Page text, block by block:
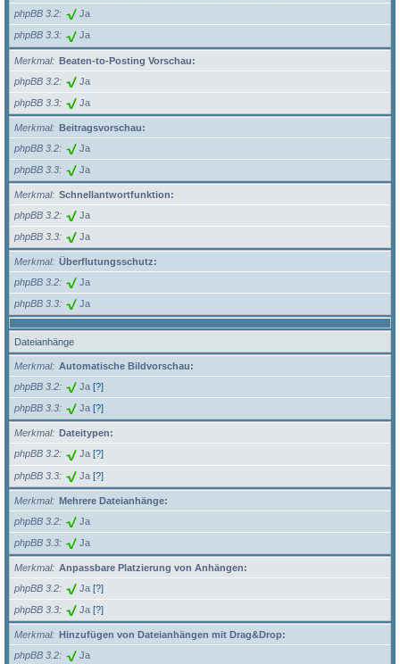
phpBB 3.2
Ja
phpBB 3.3 Ja
Merkmal
Beaten-to-Posting Vorschau:
phpBB 3.2
Ja
phpBB 3.3 Ja
Merkmal
Beitragsvorschau:
phpBB 3.2
Ja
phpBB 3.3 Ja
Merkmal
Schnellantwortfunktion:
phpBB 3.2
Ja
phpBB 3.3 Ja
Merkmal
Überflutungsschutz:
phpBB 3.2
Ja
phpBB 3.3 Ja
Dateianhänge
Merkmal
Automatische Bildvorschau:
phpBB 3.2
Ja [?]
phpBB 3.3 Ja [?]
Merkmal
Dateitypen:
phpBB 3.2
Ja [?]
phpBB 3.3 Ja [?]
Merkmal
Mehrere Dateianhänge:
phpBB 3.2
Ja
phpBB 3.3 Ja
Merkmal
Anpassbare Platzierung von Anhängen:
phpBB 3.2
Ja [?]
phpBB 3.3 Ja [?]
Merkmal
Hinzufügen von Dateianhängen mit Drag&Drop:
phpBB 3.2
Ja